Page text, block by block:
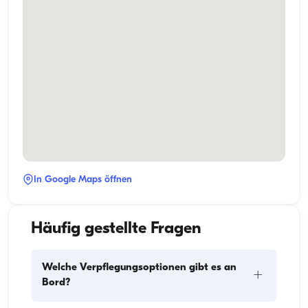
In Google Maps öffnen
Häufig gestellte Fragen
Welche Verpflegungsoptionen gibt es an
Bord?
+